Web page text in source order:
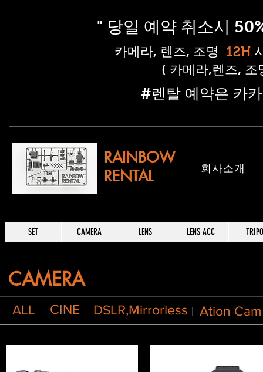
" 당일 예약 취소시
​카메라, 렌즈, 조명 12H
( 카메라,렌즈, 조
​#렌탈 예약은 카
RAINBOW
RENTAL
​회사소개
SET CAMERA LENS LENS ACC
CAMERA
ALL CINE DSLR,Mirrorless Ation Cam